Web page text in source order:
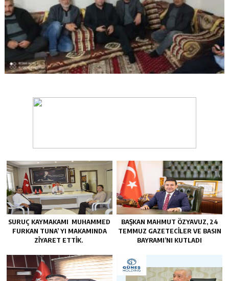
SURUÇ KAYMAKAMI MUHAMMED
FURKAN TUNA’ YI MAKAMINDA
ZİYARET ETTİK.
BAŞKAN MAHMUT ÖZYAVUZ, 24
TEMMUZ GAZETECILER VE BASIN
BAYRAMI’NI KUTLADI